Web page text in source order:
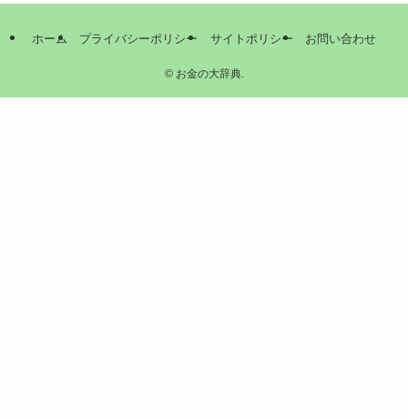
ホーム プライバシーポリシー サイトポリシー お問い合わせ
©お金の大辞典.